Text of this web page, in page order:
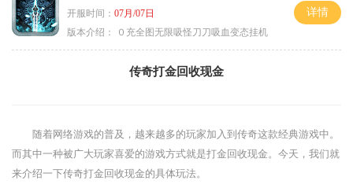
开服时间： 07月/07日
版本介绍：
０充全图无限吸怪刀刀吸血变态挂机
详情
传奇打金回收现金
随着网络游戏的普及，越来越多的玩家加入到传奇这款经典游戏中。
而其中一种被广大玩家喜爱的游戏方式就是打金回收现金。今天，我们就
来介绍一下传奇打金回收现金的具体玩法。